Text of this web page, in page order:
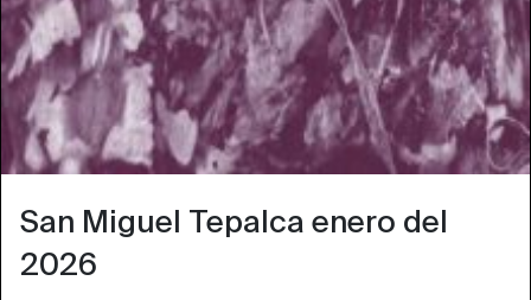
San Miguel Tepalca enero del
2026